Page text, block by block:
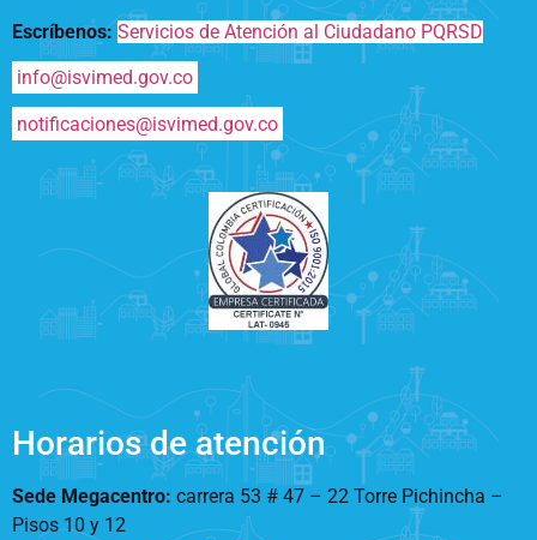
Escríbenos: Servicios de Atención al Ciudadano PQRSD
info@isvimed.gov.co
notificaciones@isvimed.gov.co
Horarios de atención
Sede Megacentro: carrera 53 # 47 – 22 Torre Pichincha –
Pisos 10 y 12